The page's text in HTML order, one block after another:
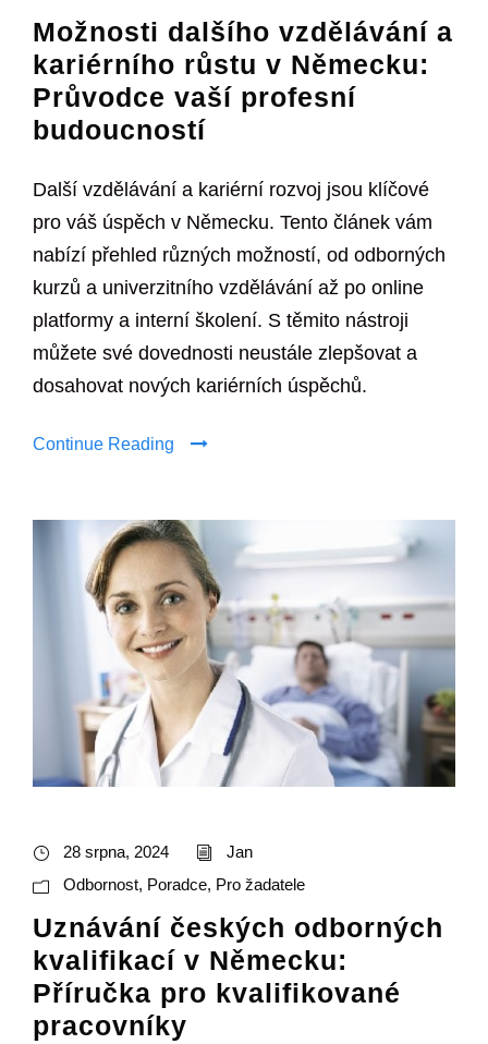
Možnosti dalšího vzdělávání a
kariérního růstu v Německu:
Průvodce vaší profesní
budoucností
Další vzdělávání a kariérní rozvoj jsou klíčové
pro váš úspěch v Německu. Tento článek vám
nabízí přehled různých možností, od odborných
kurzů a univerzitního vzdělávání až po online
platformy a interní školení. S těmito nástroji
můžete své dovednosti neustále zlepšovat a
dosahovat nových kariérních úspěchů.
Continue Reading
28 srpna, 2024
Jan
Odbornost, Poradce, Pro žadatele
Uznávání českých odborných
kvalifikací v Německu:
Příručka pro kvalifikované
pracovníky